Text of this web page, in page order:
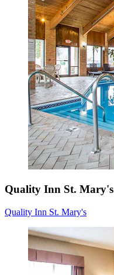
Quality Inn St. Mary's
Quality Inn St. Mary's